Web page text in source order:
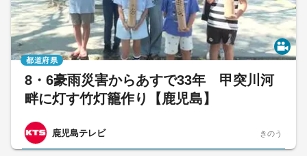
8・6豪雨災害からあすで33年 甲突川河
畔に灯す竹灯籠作り【鹿児島】
鹿児島テレビ
都道府県
きのう